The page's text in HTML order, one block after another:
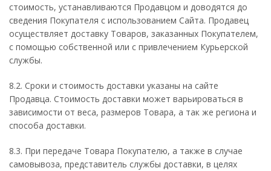
стоимость, устанавливаются Продавцом и доводятся до
сведения Покупателя с использованием Сайта. Продавец
осуществляет доставку Товаров, заказанных Покупателем,
с помощью собственной или с привлечением Курьерской
службы.
8.2. Сроки и стоимость доставки указаны на сайте
Продавца. Стоимость доставки может варьироваться в
зависимости от веса, размеров Товара, а так же региона и
способа доставки.
8.3. При передаче Товара Покупателю, а также в случае
самовывоза, представитель службы доставки, в целях